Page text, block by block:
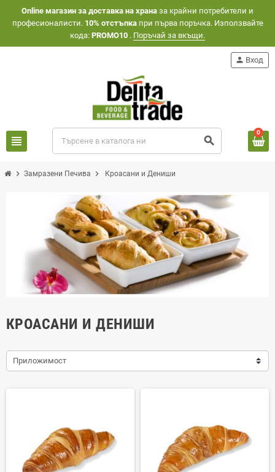
Оnline магазин за доставка на храна за крайни потребители и
професионалисти. 10% отстъпкапри първа поръчка. Използвайте
кода: PROMO10 . Поръчай за вкъщи.
view_headline search
person Вход
0
chevron_right Замразени Печива chevron_right Кроасани и Дениши
КРОАСАНИ И ДЕНИШИ
Приложимост